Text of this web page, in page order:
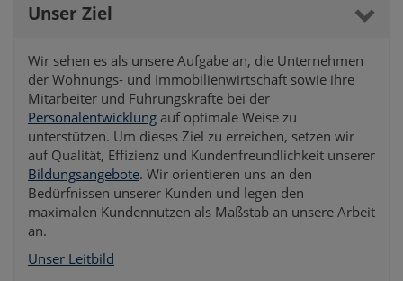
Unser Ziel
Wir sehen es als unsere Aufgabe an, die Unternehmen
der Wohnungs- und Immobilienwirtschaft sowie ihre
Mitarbeiter und Führungskräfte bei der
Personalentwicklung auf optimale Weise zu
unterstützen. Um dieses Ziel zu erreichen, setzen wir
auf Qualität, Effizienz und Kundenfreundlichkeit unserer
Bildungsangebote. Wir orientieren uns an den
Bedürfnissen unserer Kunden und legen den
maximalen Kundennutzen als Maßstab an unsere Arbeit
an.
Unser Leitbild